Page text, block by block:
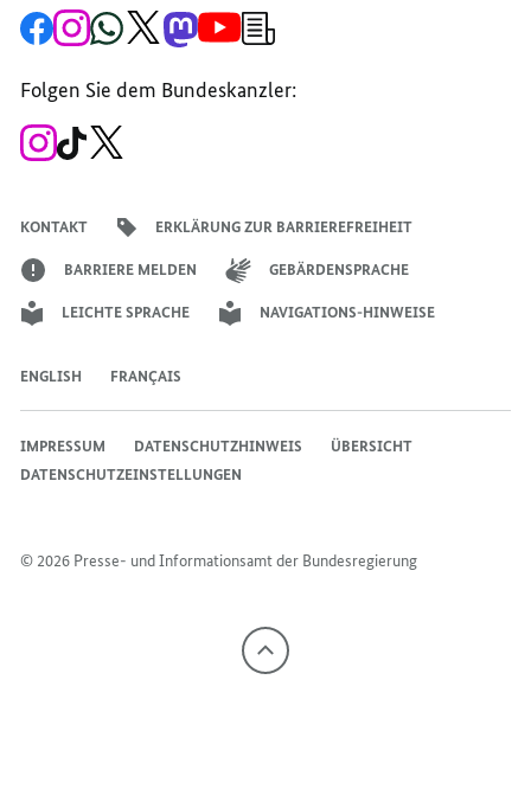
Zur
Facebook-
Bundesregierung
Zum
Instagram-
Bundesregierung
Zum
WhatsApp-
Bundesregierung
Zum
X-
Regierungssprechers
Zum
Mastodon-
Bundesregierung
Zum
YouTube-
Bundesregierung
Anmeldung
Folgen Sie dem Bundeskanzler:
Zum
Instagram-
Zum
TikTok-
KONTAKT ERKLÄRUNG ZUR BARRIEREFREIHEIT
BARRIERE MELDEN GEBÄRDENSPRACHE
LEICHTE SPRACHE NAVIGATIONS-HINWEISE
ENGLISH FRANÇAIS
© 2026 Presse- und Informationsamt der Bundesregierung
IMPRESSUM DATENSCHUTZHINWEIS
ÜBERSICHT
DATENSCHUTZEINSTELLUNGEN
Nach
oben